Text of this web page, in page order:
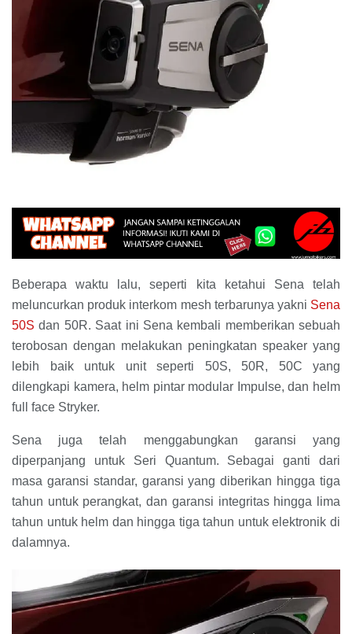
Beberapa waktu lalu, seperti kita ketahui Sena telah
meluncurkan produk interkom mesh terbarunya yakni Sena
50S dan 50R. Saat ini Sena kembali memberikan sebuah
terobosan dengan melakukan peningkatan speaker yang
lebih baik untuk unit seperti 50S, 50R, 50C yang
dilengkapi kamera, helm pintar modular Impulse, dan helm
full face Stryker.
Sena juga telah menggabungkan garansi yang
diperpanjang untuk Seri Quantum. Sebagai ganti dari
masa garansi standar, garansi yang diberikan hingga tiga
tahun untuk perangkat, dan garansi integritas hingga lima
tahun untuk helm dan hingga tiga tahun untuk elektronik di
dalamnya.